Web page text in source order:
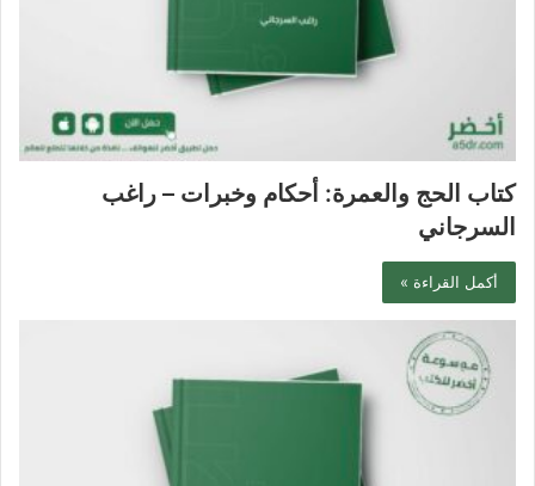
كتاب الحج والعمرة: أحكام وخبرات – راغب
السرجاني
أكمل القراءة »